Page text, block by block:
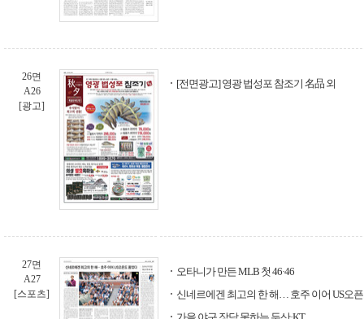
26면
A26
[광고]
[전면광고] 영광 법성포 참조기 名品 외
27면
A27
[스포츠]
오타니가 만든 MLB 첫 46·46
신네르에겐 최고의 한 해… 호주 이어 US오